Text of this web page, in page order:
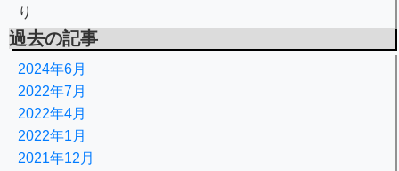
り
過去の記事
2024年6月
2022年7月
2022年4月
2022年1月
2021年12月